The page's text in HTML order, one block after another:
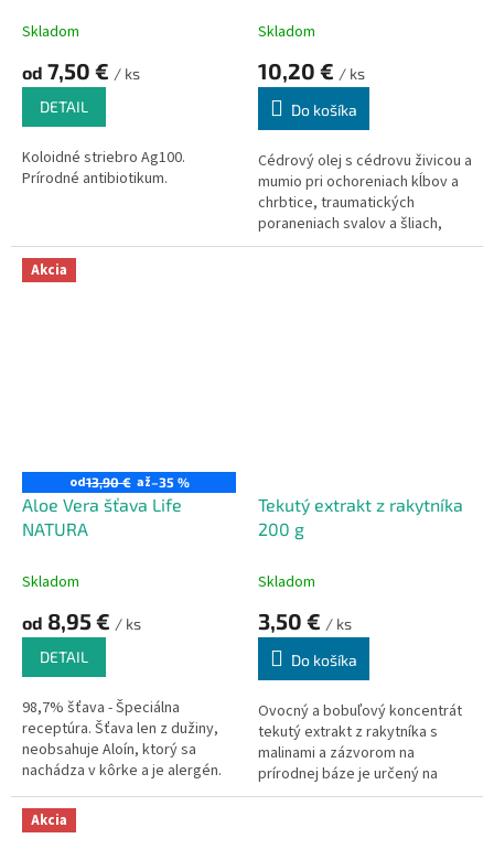
Skladom
od 7,50 € / ks
DETAIL
Koloidné striebro Ag100.
Prírodné antibiotikum.
Skladom
10,20 € / ks
Do košíka
Cédrový olej s cédrovu živicou a
mumio pri ochoreniach kĺbov a
chrbtice, traumatických
poraneniach svalov a šliach,
metabolických poruchách v
Akcia
od13,90 € až–35 %
Aloe Vera šťava Life
NATURA
Skladom
od 8,95 € / ks
DETAIL
98,7% šťava - Špeciálna
receptúra. Šťava len z dužiny,
neobsahuje Aloín, ktorý sa
nachádza v kôrke a je alergén.
Tekutý extrakt z rakytníka
200 g
Skladom
3,50 € / ks
Do košíka
Ovocný a bobuľový koncentrát
tekutý extrakt z rakytníka s
malinami a zázvorom na
prírodnej báze je určený na
prípravu lahodných a
Akcia